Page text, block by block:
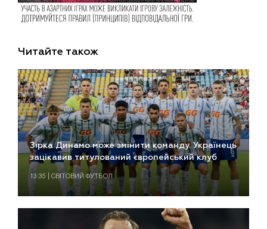
Читайте також
Зірка Динамо може змінити команду. Українець
зацікавив титулований європейський клуб
13:35 | СВІТОВИЙ ФУТБОЛ